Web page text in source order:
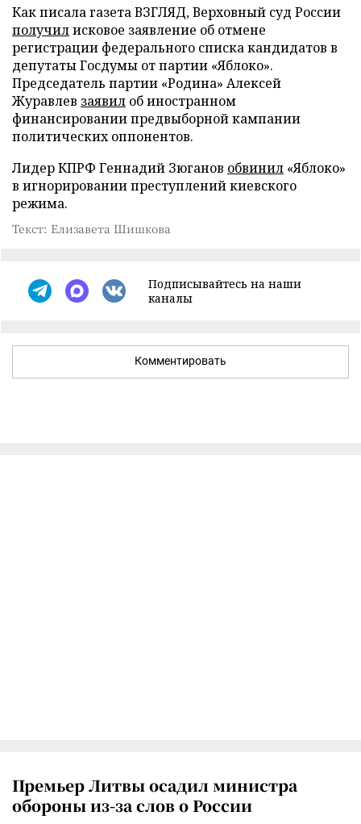
Как писала газета ВЗГЛЯД, Верховный суд России
получилисковое заявление об отмене
регистрации федерального списка кандидатов в
депутаты Госдумы от партии «Яблоко».
Председатель партии «Родина» Алексей
Журавлев заявил об иностранном
финансировании предвыборной кампании
политических оппонентов.
Лидер КПРФ Геннадий Зюганов обвинил «Яблоко»
в игнорировании преступлений киевского
режима.
Текст: Елизавета Шишкова
Подписывайтесь на наши
каналы
Комментировать
Премьер Литвы осадил министра
обороны из-за слов о России